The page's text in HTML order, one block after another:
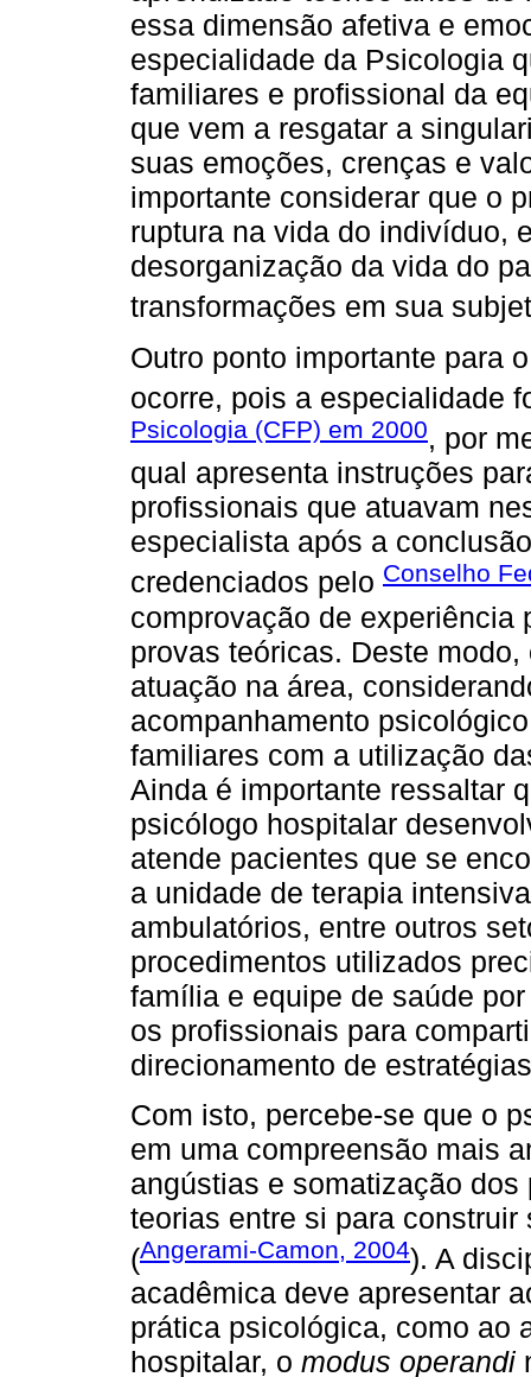
essa dimensão afetiva e
especialidade da Psicologia
familiares e profissional da
que vem a resgatar a
suas emoções, crenças e
importante considerar que o
ruptura na vida do indivíduo,
desorganização da vida do
transformações em sua
Outro ponto importante para
ocorre, pois a especialidade
Psicologia (CFP) em 2000, por
qual apresenta instruções
profissionais que atuavam
especialista após a
credenciados pelo Conselho
comprovação de experiência
provas teóricas. Deste
atuação na área,
acompanhamento
familiares com a utilização
Ainda é importante ressaltar
psicólogo hospitalar
atende pacientes que se
a unidade de terapia
ambulatórios, entre outros
procedimentos utilizados
família e equipe de saúde
os profissionais para
direcionamento de
Com isto, percebe-se que o
em uma compreensão mais
angústias e somatização
teorias entre si para
(Angerami-Camon, 2004). A
acadêmica deve apresentar
prática psicológica, como ao
hospitalar, o modus operandi